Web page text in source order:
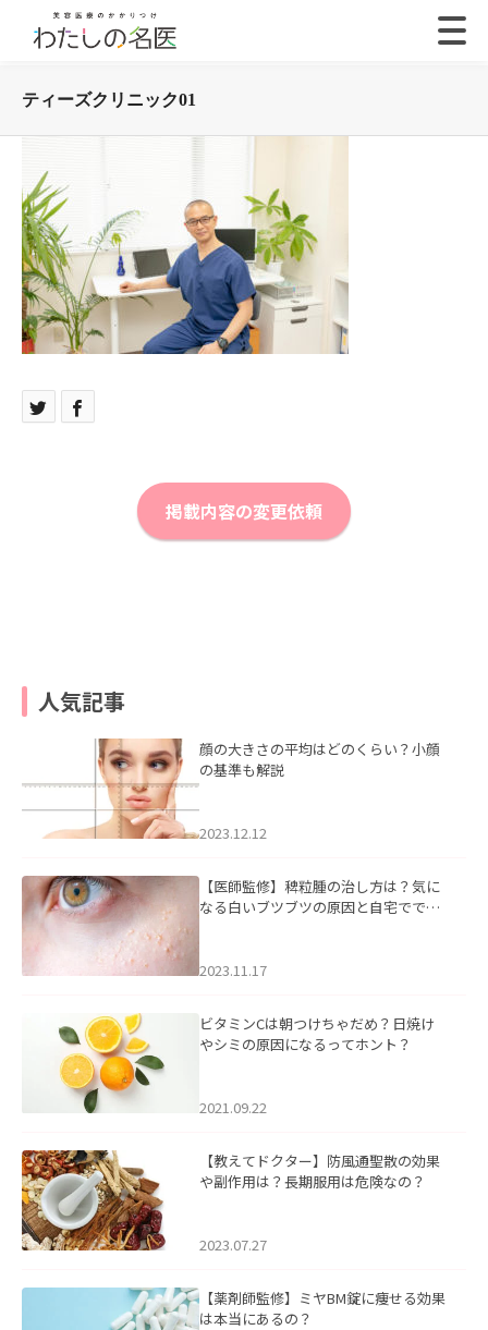
ティーズクリニック01
掲載内容の変更依頼
人気記事
顔の大きさの平均はどのくらい？小顔
の基準も解説
2023.12.12
【医師監修】稗粒腫の治し方は？気に
なる白いブツブツの原因と自宅ででき
2023.11.17
ビタミンCは朝つけちゃだめ？日焼け
やシミの原因になるってホント？
2021.09.22
【教えてドクター】防風通聖散の効果
や副作用は？長期服用は危険なの？
2023.07.27
【薬剤師監修】ミヤBM錠に痩せる効果
は本当にあるの？